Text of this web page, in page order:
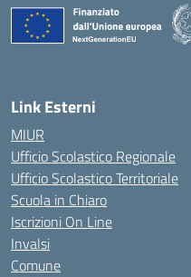
Link Esterni
MIUR
Ufficio Scolastico Regionale
Ufficio Scolastico Territoriale
Scuola in Chiaro
Iscrizioni On Line
Invalsi
Comune